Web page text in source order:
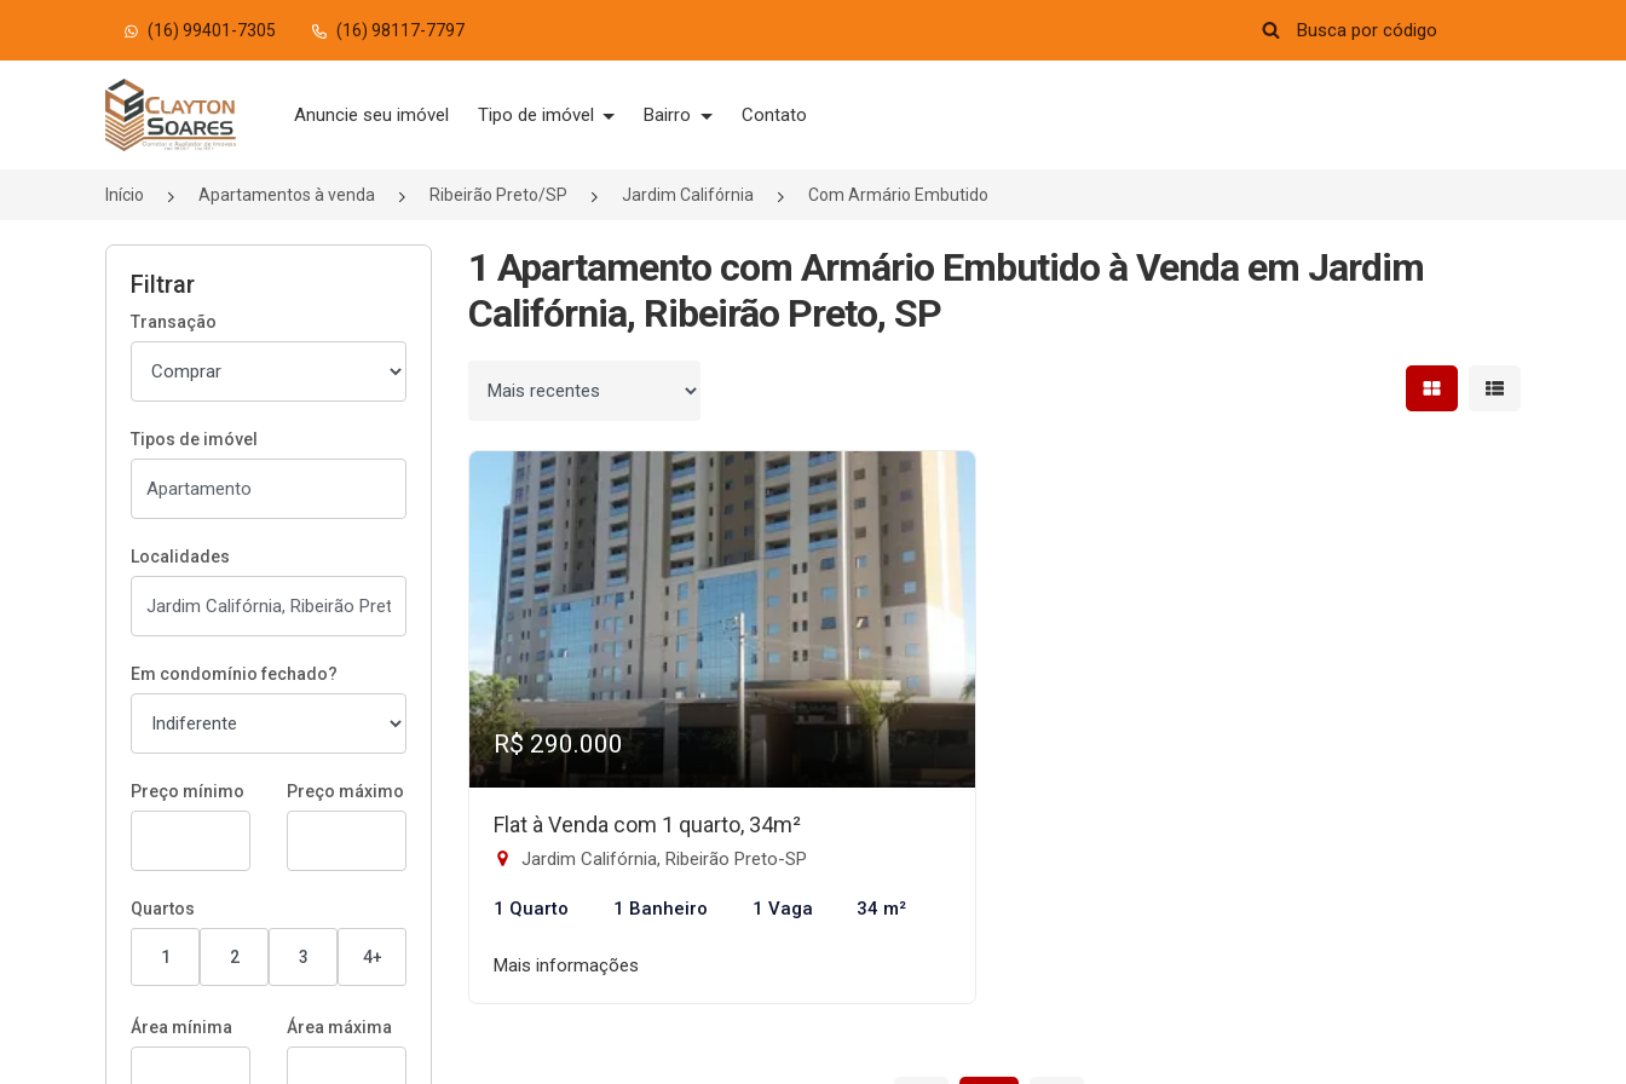
(16) 99401-7305 (16) 98117-7797
Página inicial
Anuncie seu imóvel Tipo de imóvel Bairro Contato
Início Apartamentos à venda Ribeirão Preto/SP Jardim Califórnia Com Armário Embutido
Filtrar
Transação
Tipos de imóvel
Localidades
Em condomínio fechado?
Preço mínimo Preço máximo
Quartos
1 2 3 4+
Área mínima Área máxima
1 Apartamento com Armário Embutido à Venda em Jardim
Califórnia, Ribeirão Preto, SP
Ordenar por Mostrar resultados em
Mostrar
R$ 290.000
Flat à Venda com 1 quarto, 34m²
Jardim Califórnia, Ribeirão Preto-SP
1 Quarto 1 Banheiro 1 Vaga 34 m²
Mais informações